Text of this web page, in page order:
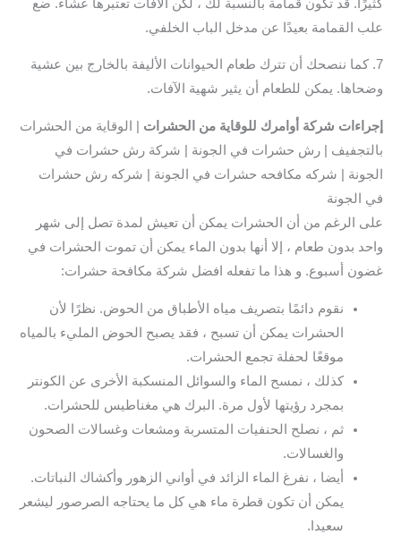
كثيرًا. قد تكون قمامة بالنسبة لك ، لكن الآفات تعتبرها عشاء. ضع
علب القمامة بعيدًا عن مدخل الباب الخلفي.
7. كما ننصحك أن تترك طعام الحيوانات الأليفة بالخارج بين عشية
وضحاها. يمكن للطعام أن يثير شهية الآفات.
إجراءات شركة أوامرك للوقاية من الحشرات | الوقاية من الحشرات
بالتجفيف | رش حشرات في الجونة | شركة رش حشرات في
الجونة | شركه مكافحه حشرات في الجونة | شركه رش حشرات
في الجونة
على الرغم من أن الحشرات يمكن أن تعيش لمدة تصل إلى شهر
واحد بدون طعام ، إلا أنها بدون الماء يمكن أن تموت الحشرات في
غضون أسبوع. و هذا ما تفعله افضل شركة مكافحة حشرات:
نقوم دائمًا بتصريف مياه الأطباق من الحوض. نظرًا لأن
الحشرات يمكن أن تسبح ، فقد يصبح الحوض المليء بالمياه
موقعًا لحفلة تجمع الحشرات.
كذلك ، نمسح الماء والسوائل المنسكبة الأخرى عن الكونتر
بمجرد رؤيتها لأول مرة. البرك هي مغناطيس للحشرات.
ثم ، نصلح الحنفيات المتسربة ومشعات وغسالات الصحون
والغسالات.
أيضا ، نفرغ الماء الزائد في أواني الزهور وأكشاك النباتات.
يمكن أن تكون قطرة ماء هي كل ما يحتاجه الصرصور ليشعر
سعيدا.